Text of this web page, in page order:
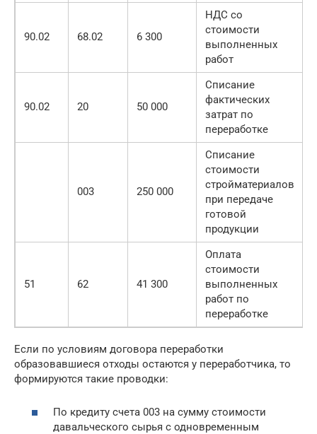
90.02 68.02 6 300
НДС со
стоимости
выполненных
работ
90.02 20 50 000
Списание
фактических
затрат по
переработке
003 250 000
Списание
стоимости
стройматериалов
при передаче
готовой
продукции
51 62 41 300
Оплата
стоимости
выполненных
работ по
переработке
Если по условиям договора переработки
образовавшиеся отходы остаются у переработчика, то
формируются такие проводки:
По кредиту счета 003 на сумму стоимости
давальческого сырья с одновременным